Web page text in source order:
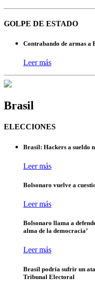
GOLPE DE ESTADO
Contrabando de armas
Leer más
Brasil
ELECCIONES
Brasil: Hackers a sueldo
Leer más
Bolsonaro vuelve a
Leer más
Bolsonaro llama a
alma de la democracia’
Leer más
Brasil podría sufrir un
Tribunal Electoral